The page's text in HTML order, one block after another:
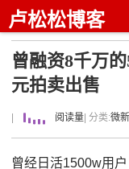
卢松松博客
曾融资8千万
元拍卖出售
阅读量 | 分类:微
曾经日活1500w用